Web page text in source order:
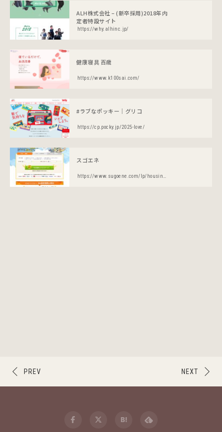
ALH株式会社 – (新卒採用)2018年内
定者特設サイト
https://why.alhinc.jp/
健康寝具 百歳
https://www.k100sai.com/
#ラブなポッキー｜グリコ
https://cp.pocky.jp/2025-love/
スゴエネ
https://www.sugoene.com/lp/housing/
NEXT
PREV